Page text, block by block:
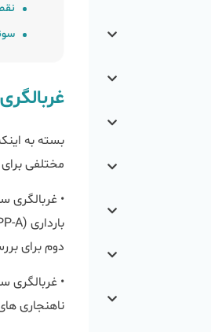
بسته به
مختلفی برای
• غربالگری
دوم برای
• غربالگری
ناهنجاری